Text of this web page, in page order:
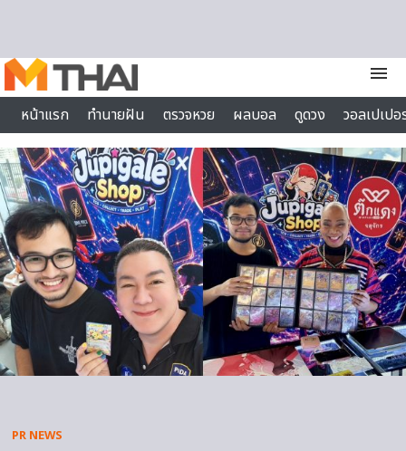
menu
หน้าแรก
ทำนายฝัน ตรวจหวย ผลบอล ดูดวง
วอลเปเป
ไลฟ์สไตล์
PR NEWS